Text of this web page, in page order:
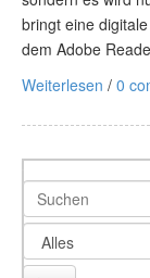
bringt eine
dem Adobe
Weiterlesen / 0